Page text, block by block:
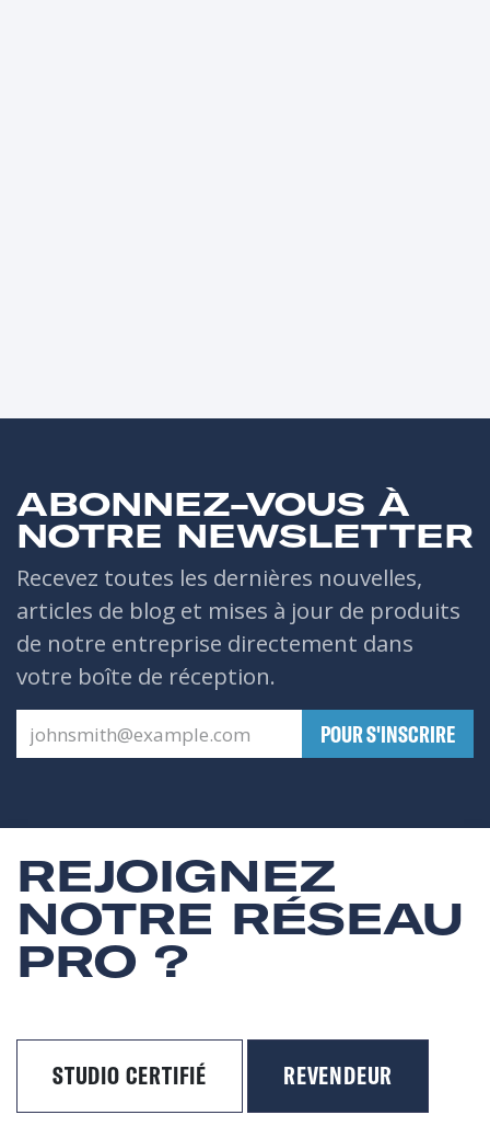
ABONNEZ-VOUS À
NOTRE NEWSLETTER
Recevez toutes les dernières nouvelles,
articles de blog et mises à jour de produits
de notre entreprise directement dans
votre boîte de réception.
​POUR S'INSCRIRE
REJOIGNEZ
NOTRE RÉSEAU
PRO ?
STUDIO CERTIFIÉ REVENDEUR